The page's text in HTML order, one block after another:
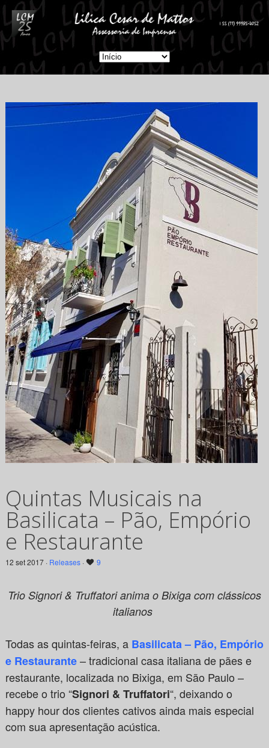
Quintas Musicais na
Basilicata – Pão, Empório
e Restaurante
12 set 2017 · Releases· 9
Trio Signori & Truffatori anima o Bixiga com clássicos
italianos
Todas as quintas-feiras, a Basilicata – Pão, Empório
e Restaurante– tradicional casa italiana de pães e
restaurante, localizada no Bixiga, em São Paulo –
recebe o trio “Signori & Truffatori“, deixando o
happy hour dos clientes cativos ainda mais especial
com sua apresentação acústica.